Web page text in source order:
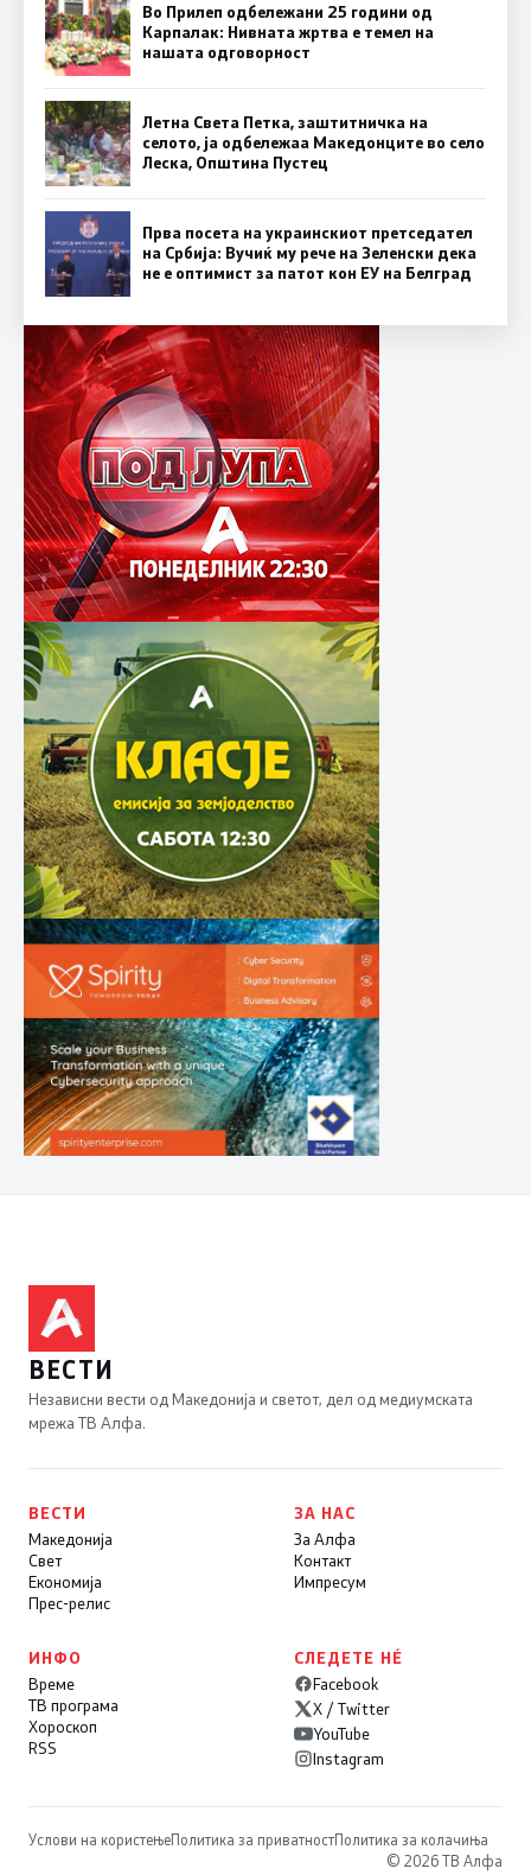
Во Прилеп одбележани 25 години од
Карпалак: Нивната жртва е темел на
нашата одговорност
Летна Света Петка, заштитничка на
селото, ја одбележаа Македонците во село
Леска, Општина Пустец
Прва посета на украинскиот претседател
на Србија: Вучиќ му рече на Зеленски дека
не е оптимист за патот кон ЕУ на Белград
ВЕСТИ
Независни вести од Македонија и светот, дел од медиумската
мрежа ТВ Алфа.
ВЕСТИ
Македонија
Свет
Економија
Прес-релис
ЗА НАС
За Алфа
Контакт
Импресум
ИНФО
Време
ТВ програма
Хороскоп
RSS
СЛЕДЕТЕ НÉ
Facebook
X / Twitter
YouTube
Instagram
Услови на користењеПолитика за приватностПолитика за колачиња
© 2026 ТВ Алфа